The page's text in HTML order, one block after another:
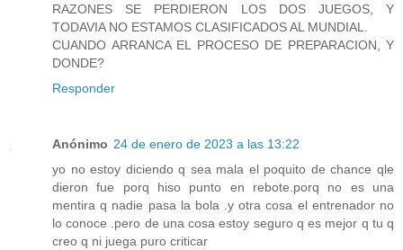
RAZONES SE PERDIERON LOS DOS JUEGOS, Y
TODAVIA NO ESTAMOS CLASIFICADOS AL MUNDIAL.
CUANDO ARRANCA EL PROCESO DE PREPARACION, Y
DONDE?
Responder
Anónimo 24 de enero de 2023 a las 13:22
yo no estoy diciendo q sea mala el poquito de chance qle
dieron fue porq hiso punto en rebote.porq no es una
mentira q nadie pasa la bola .y otra cosa el entrenador no
lo conoce .pero de una cosa estoy seguro q es mejor q tu q
creo q ni juega puro criticar